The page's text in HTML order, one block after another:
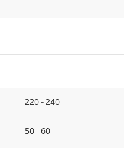
220 - 240
50 - 60